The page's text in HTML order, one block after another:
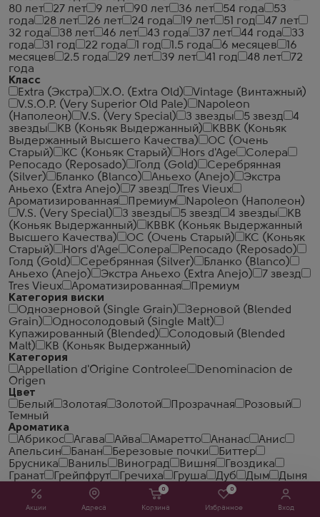
Акции Адреса
0
Корзина
0
Избранное Вход
80 лет
27 лет 9 лет 90 лет 36 лет 54 года
53
года
28 лет 26 лет 24 года 19 лет 51 год
47 лет
32 года
38 лет 46 лет 43 года 37 лет 44 года
33
года
31 год 22 года 1 год 1.5 года 6 месяцев
16
месяцев
2.5 года 29 лет 39 лет 41 год 48 лет
72
года
Класс
Extra (Экстра)
X.O. (Extra Old)
Vintage (Винтажный)
V.S.O.P. (Very Superior Old Pale)
Napoleon
(Наполеон)
V.S. (Very Special) 3 звезды 5 звезд
4
звезды
КВ (Коньяк Выдержанный)
КВВК (Коньяк
Выдержанный Высшего Качества)
ОС (Очень
Старый)
КС (Коньяк Старый) Hors d'Age
Солера
Репосадо (Reposado)
Голд (Gold)
Серебрянная
(Silver)
Бланко (Blanco) Аньехо (Anejo)
Экстра
Аньехо (Extra Anejo)
7 звезд
Tres Vieux
Ароматизированная
Премиум
Napoleon (Наполеон)
V.S. (Very Special)
3 звезды 5 звезд 4 звезды
КВ
(Коньяк Выдержанный)
КВВК (Коньяк Выдержанный
Высшего Качества)
ОС (Очень Старый)
КС (Коньяк
Старый)
Hors d'Age Солера
Репосадо (Reposado)
Голд (Gold)
Серебрянная (Silver)
Бланко (Blanco)
Аньехо (Anejo)
Экстра Аньехо (Extra Anejo)
7 звезд
Tres Vieux
Ароматизированная
Премиум
Категория виски
Однозерновой (Single Grain)
Зерновой (Blended
Grain)
Односолодовый (Single Malt)
Купажированный (Blended)
Солодовый (Blended
Malt)
КВ (Коньяк Выдержанный)
Категория
Appellation d'Origine Controlee
Denominacion de
Origen
Цвет
Белый
Золотая Золотой Прозрачная
Розовый
Темный
Ароматика
Абрикос
Агава Айва Амаретто Ананас
Анис
Апельсин
Банан Березовые почки
Биттер
Брусника
Ваниль Виноград Вишня
Гвоздика
Гранат
Грейпфрут Гречиха Груша Дуб Дым
Дыня
Ежевика
Зерновая смесь
Карамель
Кардамон
Кизил Клубника
Кориандр
Корица Кофе Кукуруза Лайм Лакрица